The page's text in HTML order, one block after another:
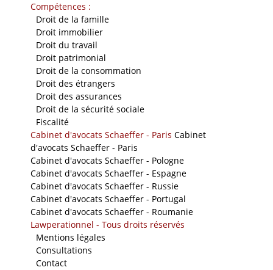
Compétences :
Droit de la famille
Droit immobilier
Droit du travail
Droit patrimonial
Droit de la consommation
Droit des étrangers
Droit des assurances
Droit de la sécurité sociale
Fiscalité
Cabinet d'avocats Schaeffer - Paris Cabinet
d'avocats Schaeffer - Paris
Cabinet d'avocats Schaeffer - Pologne
Cabinet d'avocats Schaeffer - Espagne
Cabinet d'avocats Schaeffer - Russie
Cabinet d'avocats Schaeffer - Portugal
Cabinet d'avocats Schaeffer - Roumanie
Lawperationnel - Tous droits réservés
Mentions légales
Consultations
Contact